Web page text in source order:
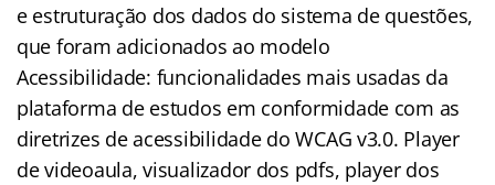
e estruturação dos dados do sistema de questões,
que foram adicionados ao modelo
Acessibilidade: funcionalidades mais usadas da
plataforma de estudos em conformidade com as
diretrizes de acessibilidade do WCAG v3.0. Player
de videoaula, visualizador dos pdfs, player dos